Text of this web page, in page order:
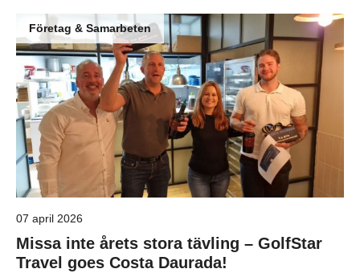
Företag & Samarbeten
07 april 2026
Missa inte årets stora tävling – GolfStar
Travel goes Costa Daurada!